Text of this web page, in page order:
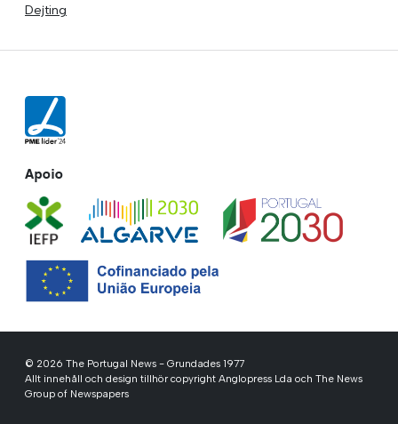
Dejting
Apoio
© 2026 The Portugal News - Grundades 1977
Allt innehåll och design tillhör copyright Anglopress Lda och The News
Group of Newspapers